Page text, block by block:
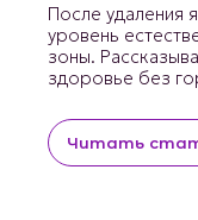
После удаления
уровень
зоны.
здоровье без
Читать